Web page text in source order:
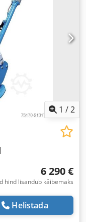
1 /2
6 290 €
hind lisandub käibemaks
Helistada